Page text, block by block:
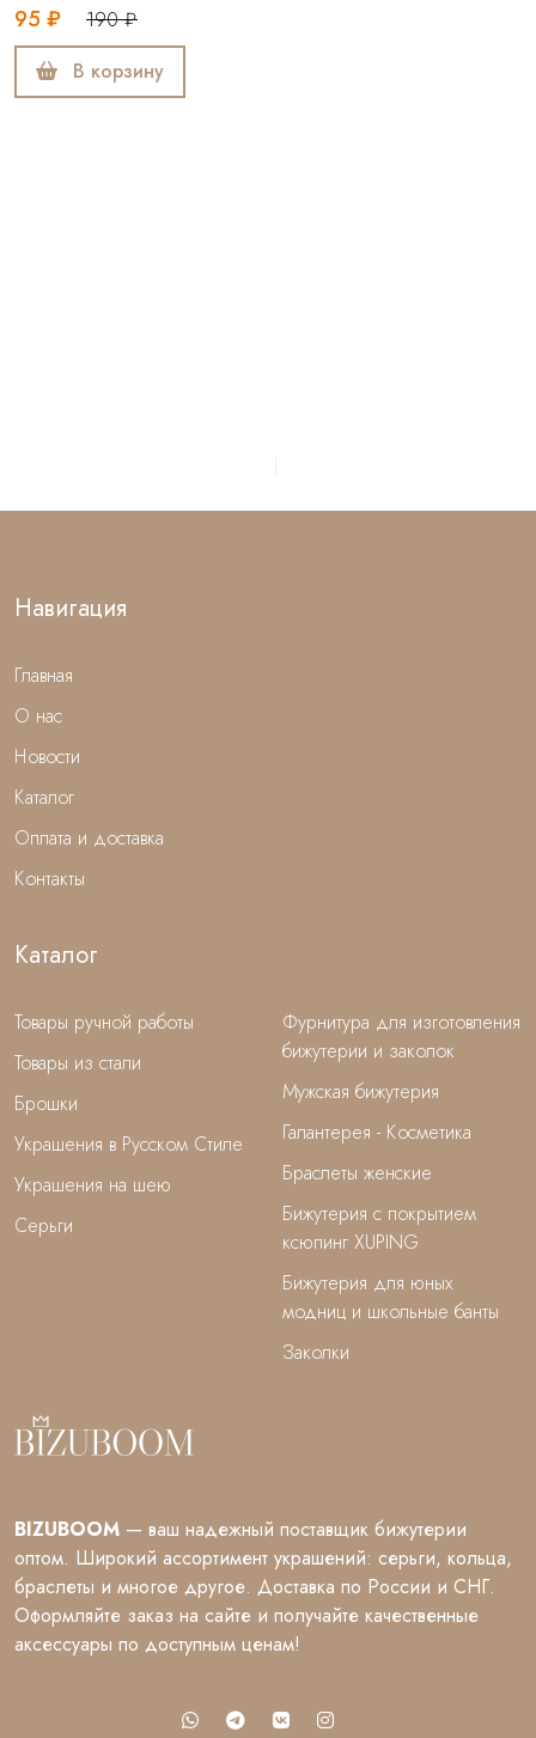
95 ₽
190 ₽
В корзину
Навигация
Главная
О нас
Новости
Каталог
Оплата и доставка
Контакты
Каталог
Товары ручной работы
Товары из стали
Брошки
Украшения в Русском Стиле
Украшения на шею
Серьги
Фурнитура для изготовления
бижутерии и заколок
Мужская бижутерия
Галантерея - Косметика
Браслеты женские
Бижутерия с покрытием
ксюпинг XUPING
Бижутерия для юных
модниц и школьные банты
Заколки
BIZUBOOM — ваш надежный поставщик бижутерии
оптом. Широкий ассортимент украшений: серьги, кольца,
браслеты и многое другое. Доставка по России и СНГ.
Оформляйте заказ на сайте и получайте качественные
аксессуары по доступным ценам!